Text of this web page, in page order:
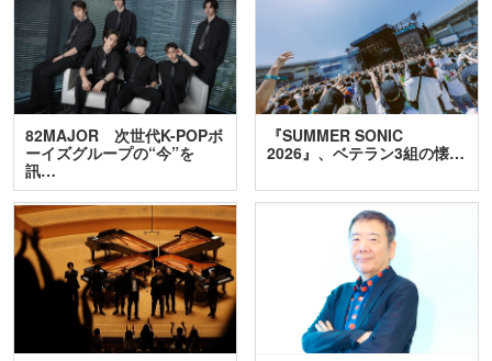
82MAJOR 次世代K-POPボ
ーイズグループの“今”を
訊…
『SUMMER SONIC
2026』、ベテラン3組の懐…